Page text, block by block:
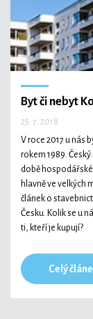
Byt či nebyt
25. 7. 2018
V roce 2017 u nás
rokem 1989.
době
hlavně ve velkých
článek o
Česku. Kolik se u
ti, kteří je kupují?
Celý